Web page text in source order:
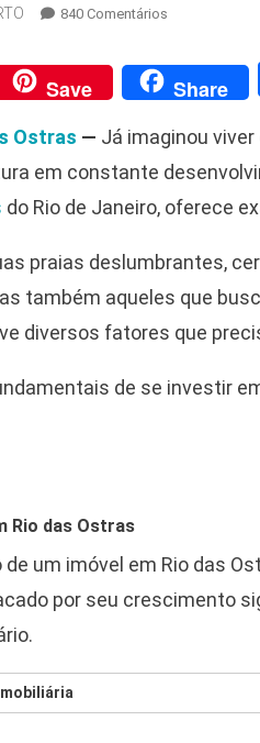
840 Comentários
Seu
Novo
–
Imóvel
Rio
Ostras
À
Com
Imperdíveis!
Save Share
Ostras — Já imaginou
em constante
do Rio de Janeiro, oferece
praias deslumbrantes,
também aqueles que
diversos fatores que
de se investir
Rio das Ostras
um imóvel em Rio das
por seu crescimento